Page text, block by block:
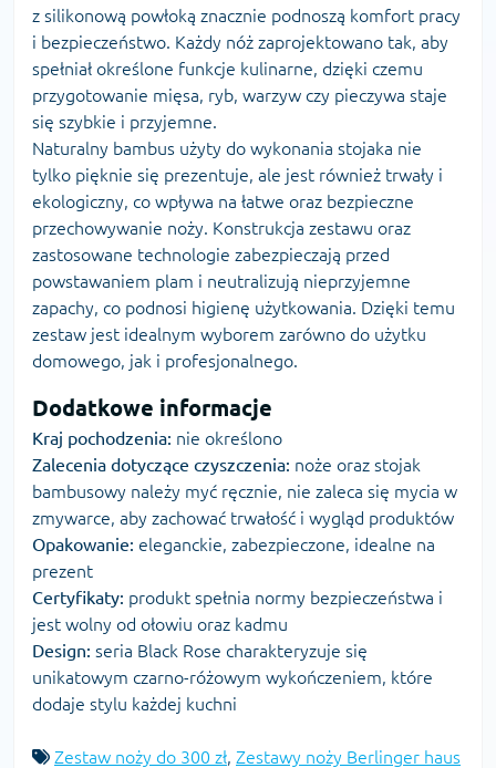
z silikonową powłoką znacznie podnoszą komfort pracy
i bezpieczeństwo. Każdy nóż zaprojektowano tak, aby
spełniał określone funkcje kulinarne, dzięki czemu
przygotowanie mięsa, ryb, warzyw czy pieczywa staje
się szybkie i przyjemne.
Naturalny bambus użyty do wykonania stojaka nie
tylko pięknie się prezentuje, ale jest również trwały i
ekologiczny, co wpływa na łatwe oraz bezpieczne
przechowywanie noży. Konstrukcja zestawu oraz
zastosowane technologie zabezpieczają przed
powstawaniem plam i neutralizują nieprzyjemne
zapachy, co podnosi higienę użytkowania. Dzięki temu
zestaw jest idealnym wyborem zarówno do użytku
domowego, jak i profesjonalnego.
Dodatkowe informacje
Kraj pochodzenia: nie określono
Zalecenia dotyczące czyszczenia: noże oraz stojak
bambusowy należy myć ręcznie, nie zaleca się mycia w
zmywarce, aby zachować trwałość i wygląd produktów
Opakowanie: eleganckie, zabezpieczone, idealne na
prezent
Certyfikaty: produkt spełnia normy bezpieczeństwa i
jest wolny od ołowiu oraz kadmu
Design: seria Black Rose charakteryzuje się
unikatowym czarno-różowym wykończeniem, które
dodaje stylu każdej kuchni
Zestaw noży do 300 zł, Zestawy noży Berlinger haus